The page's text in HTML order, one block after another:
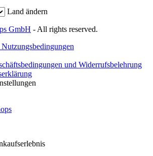
Land ändern
GmbH - All rights reserved.
und Widerrufsbelehrung